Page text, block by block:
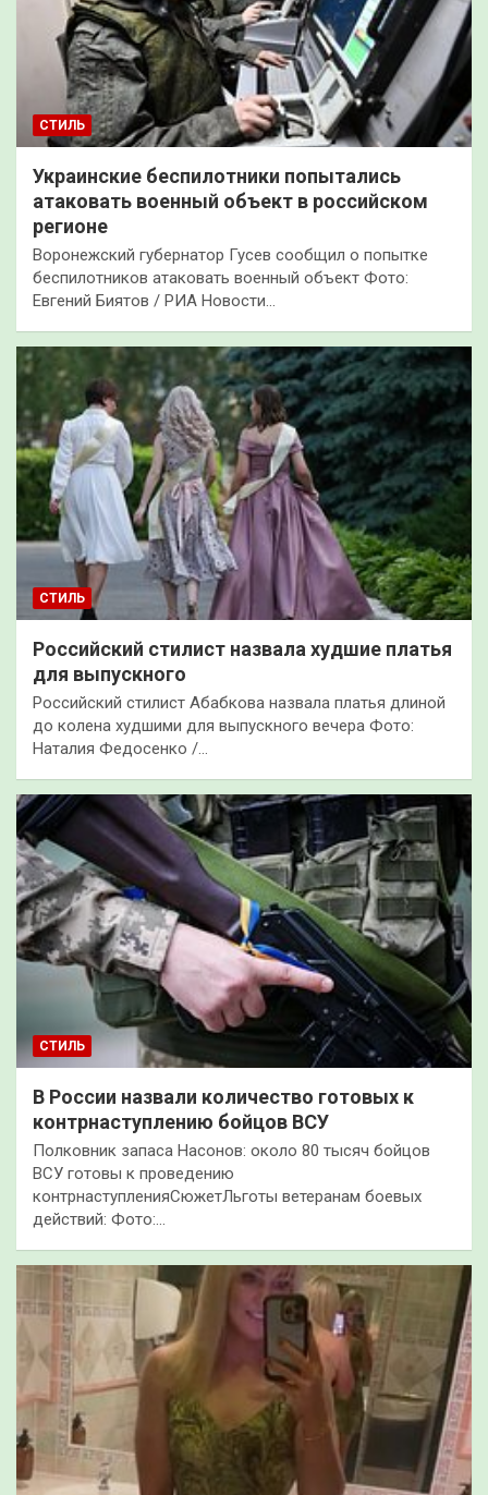
СТИЛЬ
Украинские беспилотники попытались
атаковать военный объект в российском
регионе
Воронежский губернатор Гусев сообщил о попытке
беспилотников атаковать военный объект Фото:
Евгений Биятов / РИА Новости…
СТИЛЬ
Российский стилист назвала худшие платья
для выпускного
Российский стилист Абабкова назвала платья длиной
до колена худшими для выпускного вечера Фото:
Наталия Федосенко /…
СТИЛЬ
В России назвали количество готовых к
контрнаступлению бойцов ВСУ
Полковник запаса Насонов: около 80 тысяч бойцов
ВСУ готовы к проведению
контрнаступленияСюжетЛьготы ветеранам боевых
действий: Фото:…